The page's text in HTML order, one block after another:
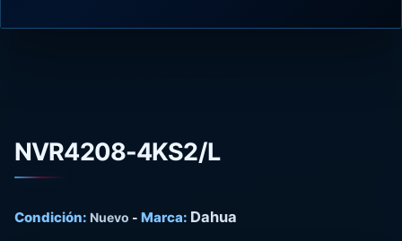
NVR4208-4KS2/L
Condición: Nuevo - Marca: Dahua